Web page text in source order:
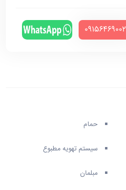
‪09156469002‬
حمام
سیستم تهویه مطبوع
مبلمان